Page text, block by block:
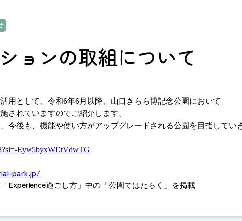
ョンの取組について
用として、令和6年6月以降、山口きらら博記念公園において
されていますのでご紹介します。
今後も、機能や使い方がアップグレードされる公園を目指してい
Eyw5byxWDtVdwTG
park.jp/
Experience過ごし方」中の「公園ではたらく」を掲載